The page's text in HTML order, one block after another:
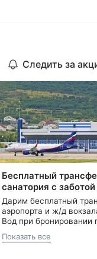
Следить за
Бесплатный
санатория с
Дарим бесплатный
аэропорта и ж/д
Вод при бронировании
000 ₽.
С теплом и заботой,
8 800 700-15-77
Показать все